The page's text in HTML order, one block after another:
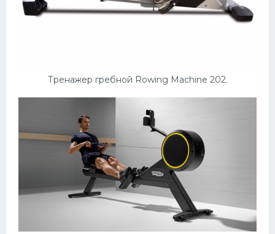
Тренажер гребной Rowing Machine 202.